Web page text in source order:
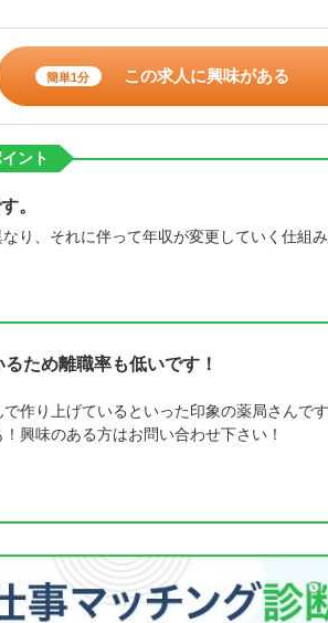
簡単1分 この求人に興味がある
ント
。
り、それに伴って年収が変更していく仕組
ため離職率も低いです！
作り上げているといった印象の薬局さんで
興味のある方はお問い合わせ下さい！